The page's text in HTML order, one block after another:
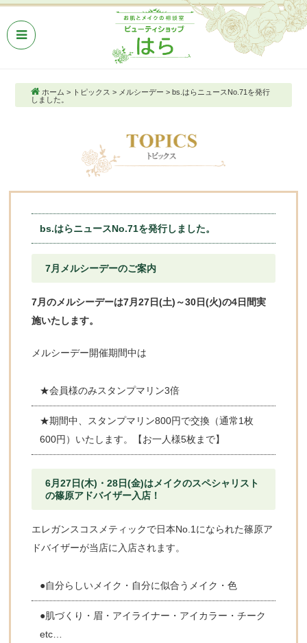
ホーム > トピックス > メルシーデー > bs.はらニュースNo.71を発行
しました。
bs.はらニュースNo.71を発行しました。
7月メルシーデーのご案内
7月のメルシーデーは7月27日(土)～30日(火)の4日間実
施いたします。
メルシーデー開催期間中は
★会員様のみスタンプマリン3倍
★期間中、スタンプマリン800円で交換（通常1枚
600円）いたします。【お一人様5枚まで】
6月27日(木)・28日(金)はメイクのスペシャリスト
の篠原アドバイザー入店！
エレガンスコスメティックで日本No.1になられた篠原ア
ドバイザーが当店に入店されます。
●自分らしいメイク・自分に似合うメイク・色
●肌づくり・眉・アイライナー・アイカラー・チーク
etc…